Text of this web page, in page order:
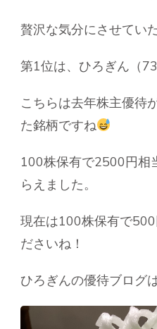
贅沢な気分にさせてい
第1位は、ひろぎん（
こちらは去年株主優待
た銘柄ですね
100株保有で2500円相
らえました。
現在は100株保有で
ださいね！
ひろぎんの優待ブログ